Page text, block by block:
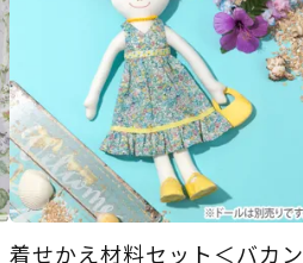
着せかえ材料セット＜バカン